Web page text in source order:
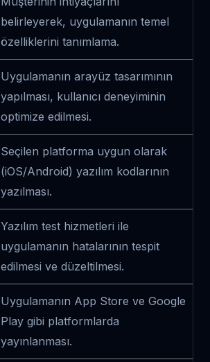
belirleyerek, uygulamanın temel
özelliklerini tanımlama.
Uygulamanın arayüz tasarımının
yapılması, kullanıcı deneyiminin
optimize edilmesi.
Seçilen platforma uygun olarak
(iOS/Android) yazılım kodlarının
yazılması.
Yazılım test hizmetleri ile
uygulamanın hatalarının tespit
edilmesi ve düzeltilmesi.
Uygulamanın App Store ve Google
Play gibi platformlarda
yayınlanması.